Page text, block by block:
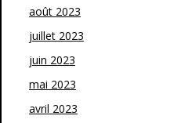
août 2023
juillet 2023
juin 2023
mai 2023
avril 2023